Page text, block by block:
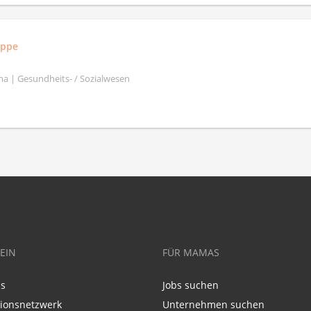
| Gesundheits- / Sozialwesen
FÜR MAMAS
Jobs suchen
Unternehmen suchen